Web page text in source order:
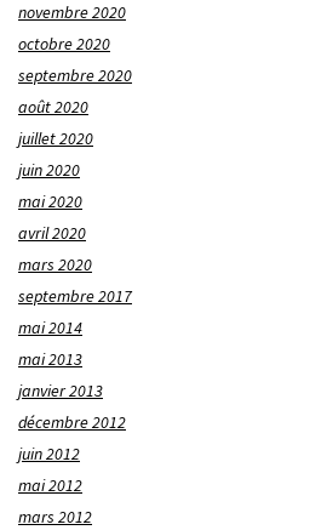
novembre 2020
octobre 2020
septembre 2020
août 2020
juillet 2020
juin 2020
mai 2020
avril 2020
mars 2020
septembre 2017
mai 2014
mai 2013
janvier 2013
décembre 2012
juin 2012
mai 2012
mars 2012